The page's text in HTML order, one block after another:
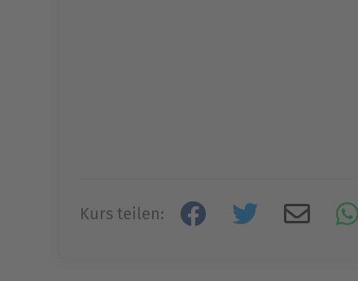
Kurs teilen: